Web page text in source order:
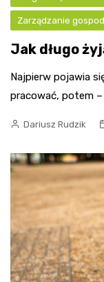
Zarządzanie
Jak długo
Najpierw pojawia
pracować, potem –
Dariusz Rudzik